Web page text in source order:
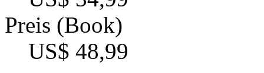
Preis (Book)
US$ 48,99